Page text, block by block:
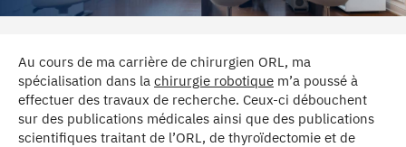
Au cours de ma carrière de chirurgien ORL, ma
spécialisation dans la chirurgie robotique m’a poussé à
effectuer des travaux de recherche. Ceux-ci débouchent
sur des publications médicales ainsi que des publications
scientifiques traitant de l’ORL, de thyroïdectomie et de